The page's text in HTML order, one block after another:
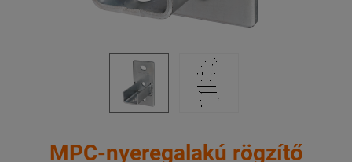
MPC-nyeregalakú rögzítő